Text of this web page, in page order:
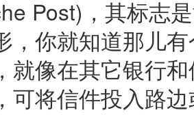
Post)，其标志
，你就知道那儿
就像在其它银行
可将信件投入路